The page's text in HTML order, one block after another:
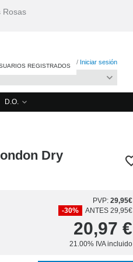
Rosas
/ Iniciar sesión
REGISTRADOS
D.O.
Dry
PVP: 29,95€
-30%
ANTES 29,95€
20,97 €
21.00% IVA incluido